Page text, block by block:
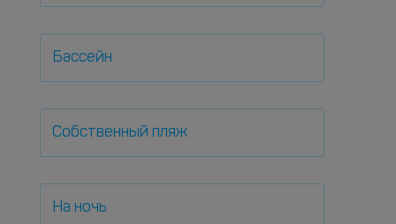
Бассейн
Собственный пляж
На ночь